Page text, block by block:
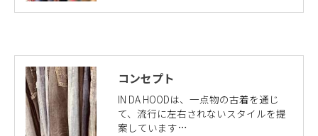
コンセプト
IN DA HOODは、一点物の古着を通じ
て、流行に左右されないスタイルを提
案しています…